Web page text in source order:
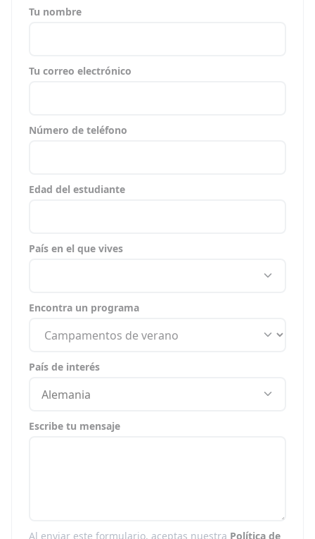
Tu nombre
Tu correo electrónico
Número de teléfono
Edad del estudiante
País en el que vives
Encontra un programa
País de interés
Alemania
Escribe tu mensaje
Al enviar este formulario, aceptas nuestra Política de